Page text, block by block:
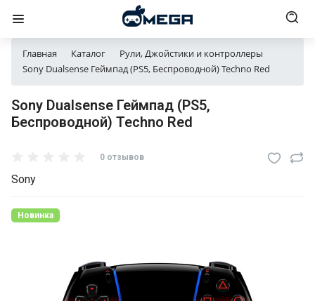
Главная Каталог
Рули, Джойстики и контроллеры
Sony Dualsense Геймпад (PS5, Беспроводной) Techno Red
Sony Dualsense Геймпад (PS5,
Беспроводной) Techno Red
0 отзывов
Sony
Новинка